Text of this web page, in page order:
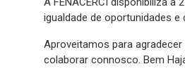
igualdade de oportunidades
Aproveitamos para
colaborar connosco. Bem